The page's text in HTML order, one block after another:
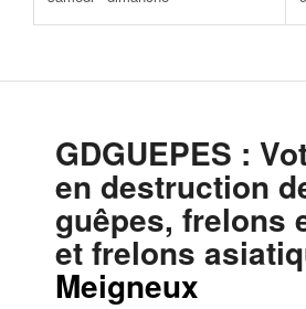
GDGUEPES :
en destruction
guêpes, frelons
et frelons
Meigneux